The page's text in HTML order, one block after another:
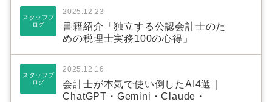
スタッフブ
ログ
2025.12.23
書籍紹介「独立する公認会計士のた
めの税理士実務100の心得」
スタッフブ
ログ
2025.12.16
会計士が本気で使い倒したAI4選｜
ChatGPT・Gemini・Claude・